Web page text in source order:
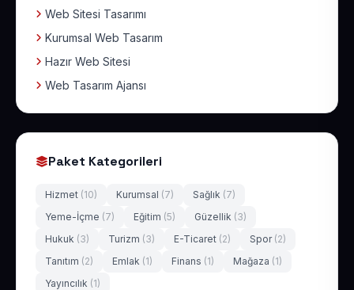
Web Sitesi Tasarımı
Kurumsal Web Tasarım
Hazır Web Sitesi
Web Tasarım Ajansı
Paket Kategorileri
Hizmet (10) Kurumsal (7) Sağlık (7)
Yeme-İçme (7) Eğitim (5) Güzellik (3)
Hukuk (3) Turizm (3) E-Ticaret (2) Spor (2)
Tanıtım (2) Emlak (1) Finans (1) Mağaza (1)
Yayıncılık (1)